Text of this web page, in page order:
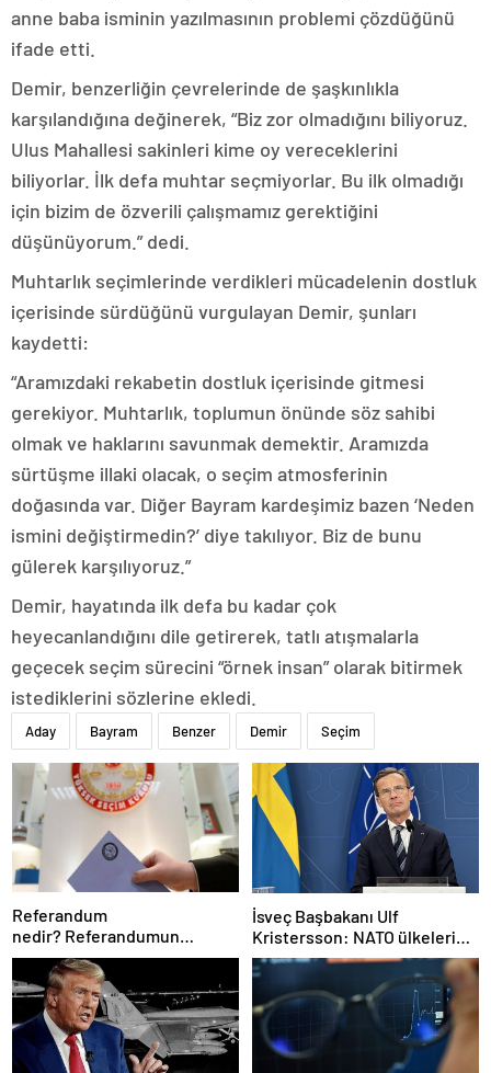
anne baba isminin yazılmasının problemi çözdüğünü
ifade etti.
Demir, benzerliğin çevrelerinde de şaşkınlıkla
karşılandığına değinerek, “Biz zor olmadığını biliyoruz.
Ulus Mahallesi sakinleri kime oy vereceklerini
biliyorlar. İlk defa muhtar seçmiyorlar. Bu ilk olmadığı
için bizim de özverili çalışmamız gerektiğini
düşünüyorum.” dedi.
Muhtarlık seçimlerinde verdikleri mücadelenin dostluk
içerisinde sürdüğünü vurgulayan Demir, şunları
kaydetti:
“Aramızdaki rekabetin dostluk içerisinde gitmesi
gerekiyor. Muhtarlık, toplumun önünde söz sahibi
olmak ve haklarını savunmak demektir. Aramızda
sürtüşme illaki olacak, o seçim atmosferinin
doğasında var. Diğer Bayram kardeşimiz bazen ‘Neden
ismini değiştirmedin?’ diye takılıyor. Biz de bunu
gülerek karşılıyoruz.”
Demir, hayatında ilk defa bu kadar çok
heyecanlandığını dile getirerek, tatlı atışmalarla
geçecek seçim sürecini “örnek insan” olarak bitirmek
istediklerini sözlerine ekledi.
Aday Bayram Benzer Demir Seçim
Referandum
nedir? Referandumun
yapılma nedenleri
İsveç Başbakanı Ulf
Kristersson: NATO ülkeleri
savunma harcamalarını
artıracak